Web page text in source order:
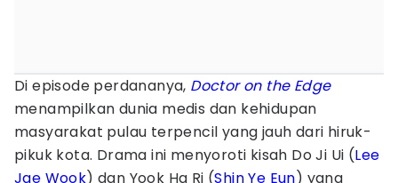
Di episode perdananya, Doctor on the Edge
menampilkan dunia medis dan kehidupan
masyarakat pulau terpencil yang jauh dari hiruk-
pikuk kota. Drama ini menyoroti kisah Do Ji Ui (Lee
Jae Wook) dan Yook Ha Ri (Shin Ye Eun) yang